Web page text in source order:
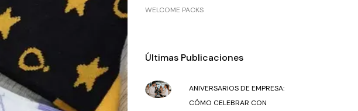
WELCOME PACKS
Últimas Publicaciones
ANIVERSARIOS DE EMPRESA:
CÓMO CELEBRAR CON